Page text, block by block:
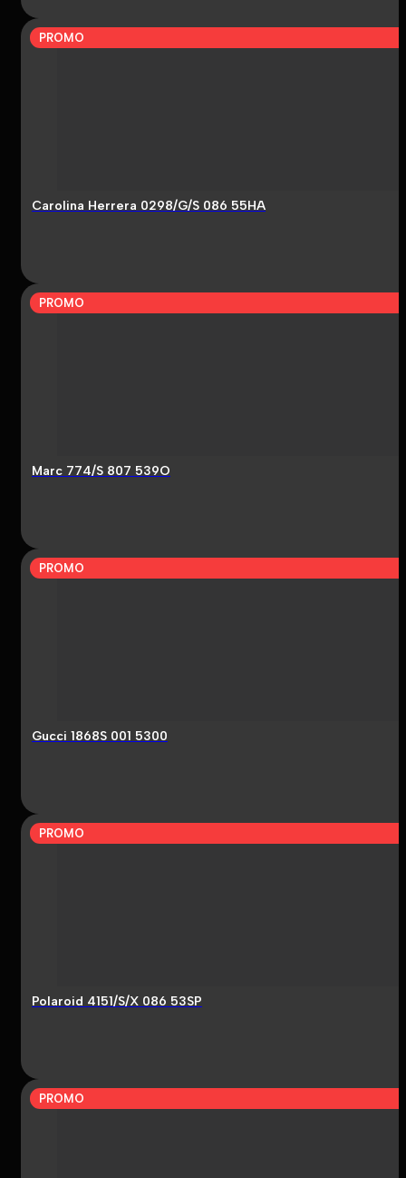
PROMO
Carolina Herrera 0298/G/S 086 55HA
PROMO
Marc 774/S 807 539O
PROMO
Gucci 1868S 001 5300
PROMO
Polaroid 4151/S/X 086 53SP
PROMO